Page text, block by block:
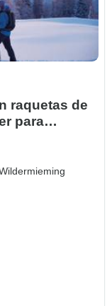
raquetas de
para